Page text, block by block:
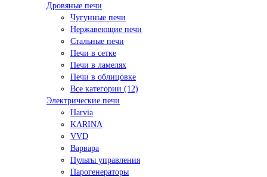
Дровяные печи
Чугунные печи
Нержавеющие печи
Стальные печи
Печи в сетке
Печи в ламелях
Печи в облицовке
Все категории (12)
Электрические печи
Harvia
KARINA
VVD
Варвара
Пульты управления
Парогенераторы